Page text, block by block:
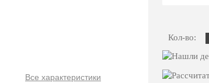
Все характеристики
Кол-во: